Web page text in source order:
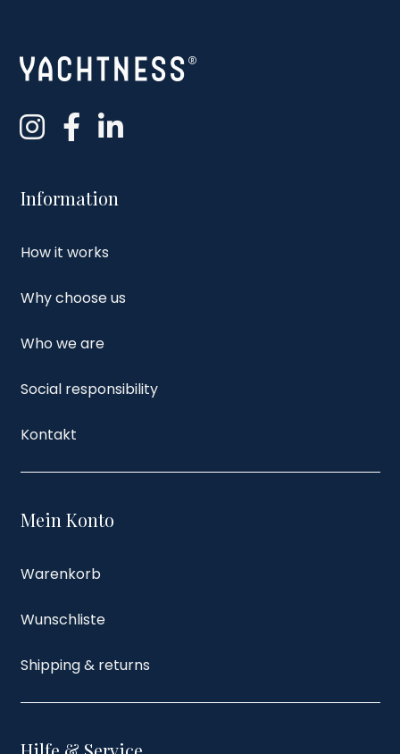
Information
How it works
Why choose us
Who we are
Social responsibility
Kontakt
Mein Konto
Warenkorb
Wunschliste
Shipping & returns